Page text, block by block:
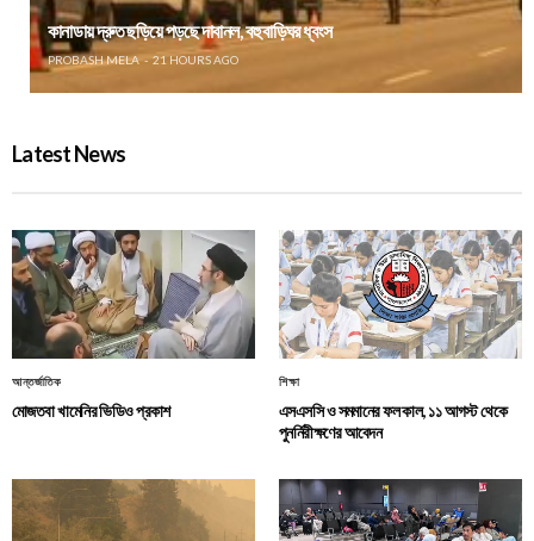
কানাডায় দ্রুত ছড়িয়ে পড়ছে দাবানল, বহু বাড়িঘর ধ্বংস
PROBASH MELA 21 HOURS AGO
Latest News
আন্তর্জাতিক
মোজতবা খামেনির ভিডিও প্রকাশ
শিক্ষা
এসএসসি ও সমমানের ফল কাল, ১১ আগস্ট থেকে
পুনর্নিরীক্ষণের আবেদন